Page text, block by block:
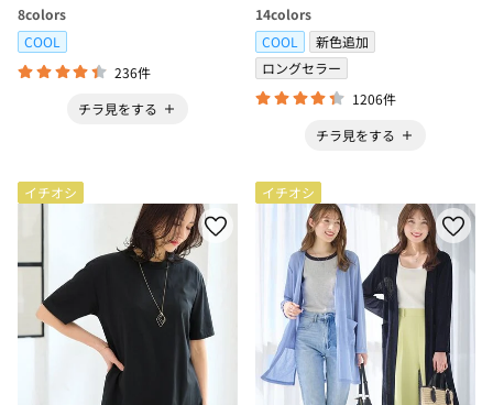
8colors
COOL
236件
チラ見をする
14colors
COOL
新色追加
ロングセラー
1206件
チラ見をする
イチオシ イチオシ